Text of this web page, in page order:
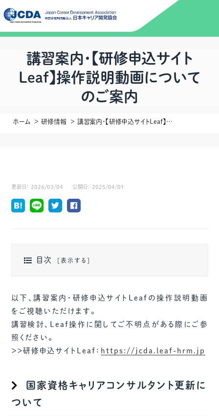
講習案内・【研修申込サイト
Leaf】操作説明動画について
のご案内
ホーム 研修情報 講習案内・【研修申込サイトLeaf】操作説明動画についてのご案内
更新日： 2026/03/04 公開日： 2025/04/01
目次
以下、講習案内・研修申込サイトLeafの操作説明動画
をご視聴いただけます。
講習検討、Leaf操作に関してご不明点がある際にご参
照ください。
＞＞研修申込サイトLeaf： https://jcda.leaf-hrm.jp
国家資格キャリアコンサルタント更新に
ついて